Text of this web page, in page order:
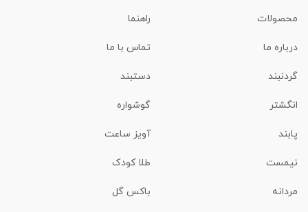
محصولات راهنما
درباره ما تماس با ما
گردنبند دستبند
انگشتر گوشواره
پابند آویز ساعت
نیمست طلا کودک
مردانه باکس گل